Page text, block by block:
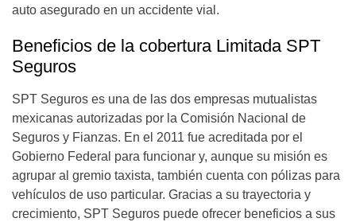
auto asegurado en un accidente vial.
Beneficios de la cobertura Limitada SPT
Seguros
SPT Seguros es una de las dos empresas mutualistas
mexicanas autorizadas por la Comisión Nacional de
Seguros y Fianzas. En el 2011 fue acreditada por el
Gobierno Federal para funcionar y, aunque su misión es
agrupar al gremio taxista, también cuenta con pólizas para
vehículos de uso particular. Gracias a su trayectoria y
crecimiento, SPT Seguros puede ofrecer beneficios a sus